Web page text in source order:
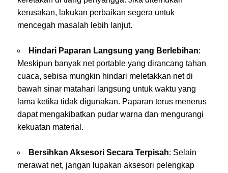
kerusakan, lakukan perbaikan segera untuk
mencegah masalah lebih lanjut.
Hindari Paparan Langsung yang Berlebihan:
Meskipun banyak net portable yang dirancang tahan
cuaca, sebisa mungkin hindari meletakkan net di
bawah sinar matahari langsung untuk waktu yang
lama ketika tidak digunakan. Paparan terus menerus
dapat mengakibatkan pudar warna dan mengurangi
kekuatan material.
Bersihkan Aksesori Secara Terpisah: Selain
merawat net, jangan lupakan aksesori pelengkap